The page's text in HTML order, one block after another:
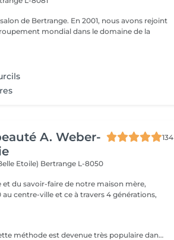
de Bertrange. En 2001, nous avons rejoint
mondial dans le domaine de la
A. Weber-
134
Etoile) Bertrange L-8050
et du savoir-faire de notre maison mère,
au centre-ville et ce à travers 4 générations,
Épilation au sucre Cette méthode est devenue très populaire dans notre institut. La pâte de sucre est 100% naturelle. Elle est basée sur des recettes millénaires du Moyen Orient et contient exclusivement de l'eau et du sucre, sans aucune substance chimique, aromatique ou colorante. La pâte est hypoallergénique et ne provoque pas d'irritation de la peau. Elle s'applique sur toutes les zones. La pâte est massée à l'intérieur du follicule, elle enveloppe les poils, les entoure et les lubrifie. L'extraction est faite dans le sens naturel de la croissance du poil. Dans le follicule il ne reste pas de poil cassé. Cette technique ne provoque pas de rougeur ni d'irritation de la peau. Avantage non-négligeable est le fait qu'il ne faut pas avoir une certaine longueur de poils comme avec la cire, le sucre enlève efficacement des poils très courts. Le sucre se retire sans bandes. Nous suggérons cette méthode aussi aux ados pour leurs premières épilations et aux personnes désirant une épilation intégrale, car nettement moins douloureuse que la cire.